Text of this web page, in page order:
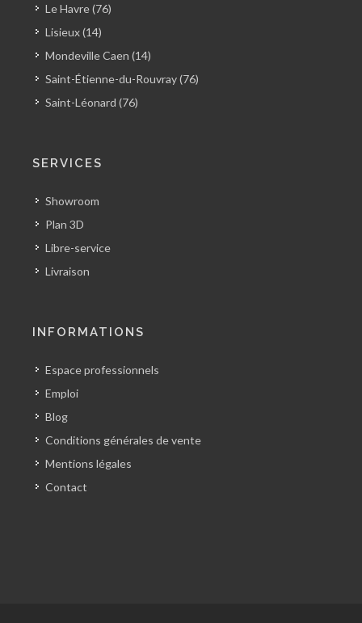
Le Havre (76)
Lisieux (14)
Mondeville Caen (14)
Saint-Étienne-du-Rouvray (76)
Saint-Léonard (76)
SERVICES
Showroom
Plan 3D
Libre-service
Livraison
INFORMATIONS
Espace professionnels
Emploi
Blog
Conditions générales de vente
Mentions légales
Contact